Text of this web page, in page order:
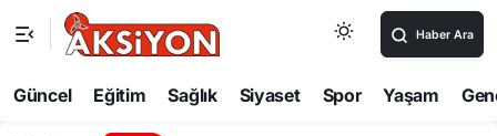
Haber Ara
Güncel Eğitim Sağlık Siyaset Spor Yaşam